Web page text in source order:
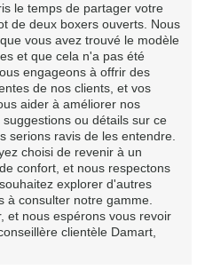
le temps de partager votre
de deux boxers ouverts. Nous
vous avez trouvé le modèle
et que cela n'a pas été
engageons à offrir des
de nos clients, et vos
aider à améliorer nos
ou détails sur ce
serions ravis de les entendre.
choisi de revenir à un
confort, et nous respectons
explorer d'autres
à consulter notre gamme.
et nous espérons vous revoir
clientèle Damart,